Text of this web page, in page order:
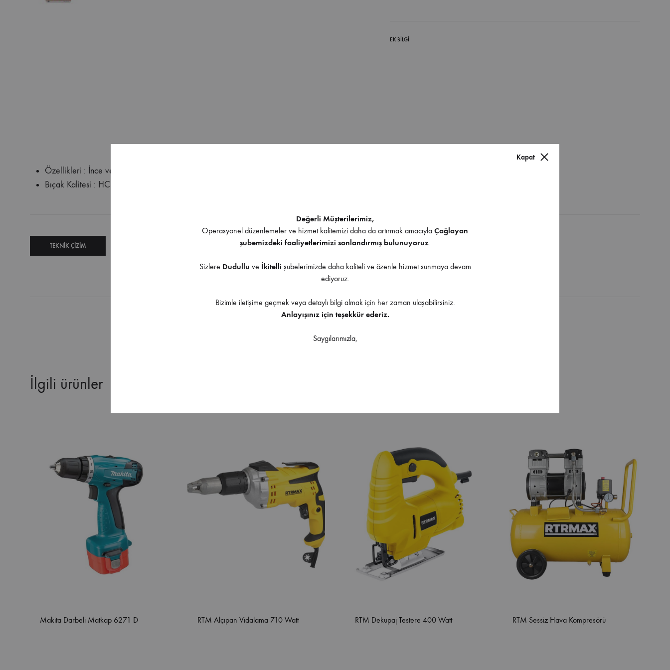
EK BILGI
Özellikleri : İnce ve temiz kesme işleri için
Bıçak Kalitesi : HCS, Perdahlı
İndirilebilir İçerik
TEKNIK ÇIZIM
İlgili ürünler
Makita Darbeli Matkap 6271 D RTM Alçıpan Vidalama 710 Watt RTM Dekupaj Testere 400 Watt RTM Sessiz Hava Kompresörü
Kapat
Değerli Müşterilerimiz,
Operasyonel düzenlemeler ve hizmet kalitemizi daha da artırmak amacıyla Çağlayan
şubemizdeki faaliyetlerimizi sonlandırmış bulunuyoruz.
Sizlere Dudullu ve İkitelli şubelerimizde daha kaliteli ve özenle hizmet sunmaya devam
ediyoruz.
Bizimle iletişime geçmek veya detaylı bilgi almak için her zaman ulaşabilirsiniz.
Anlayışınız için teşekkür ederiz.
Saygılarımızla,